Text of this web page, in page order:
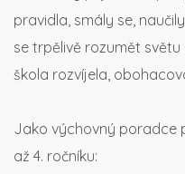
pravidla, smály se,
se trpělivě rozumět
škola rozvíjela,
Jako výchovný poradce
až 4. ročníku: